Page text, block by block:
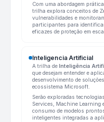
Com uma abordagem
trilha explora conceitos de
vulnerabilidades e
participantes para
eficazes de proteção em
Inteligencia Artificial
A trilha de Inteligência
que desejam entender e
desenvolvimento de
ecossistema Microsoft.
Serão exploradas
Services, Machine Learning
consumo de modelos
inteligentes integradas a